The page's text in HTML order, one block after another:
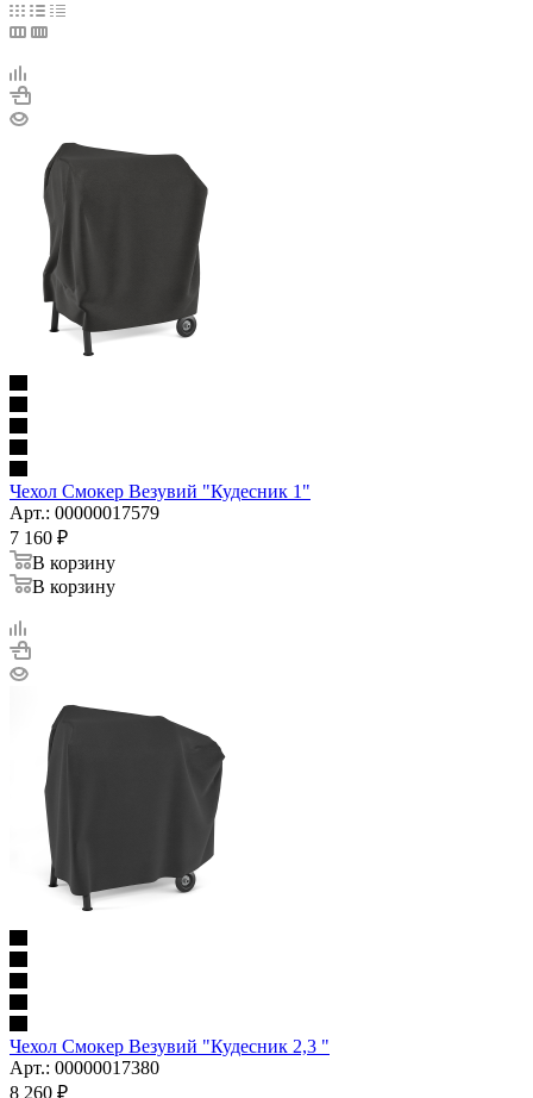
Чехол Смокер Везувий "Кудесник 1"
Арт.: 00000017579
7 160 ₽
В корзину
В корзину
Чехол Смокер Везувий "Кудесник 2,3 "
Арт.: 00000017380
8 260 ₽